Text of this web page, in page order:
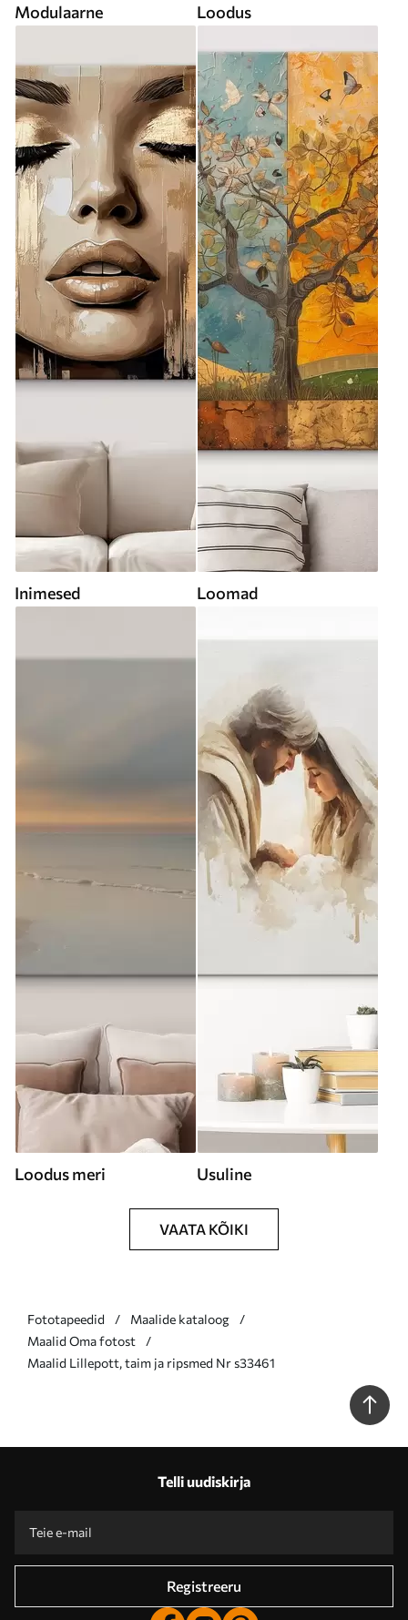
Modulaarne Loodus
Inimesed Loomad
Loodus meri Usuline
VAATA KÕIKI
Fototapeedid
Maalide kataloog
Maalid Oma fotost
Maalid Lillepott, taim ja ripsmed Nr s33461
Telli uudiskirja
Registreeru